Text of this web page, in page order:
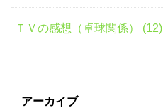
ＴＶの感想（卓球関係） (12)
アーカイブ